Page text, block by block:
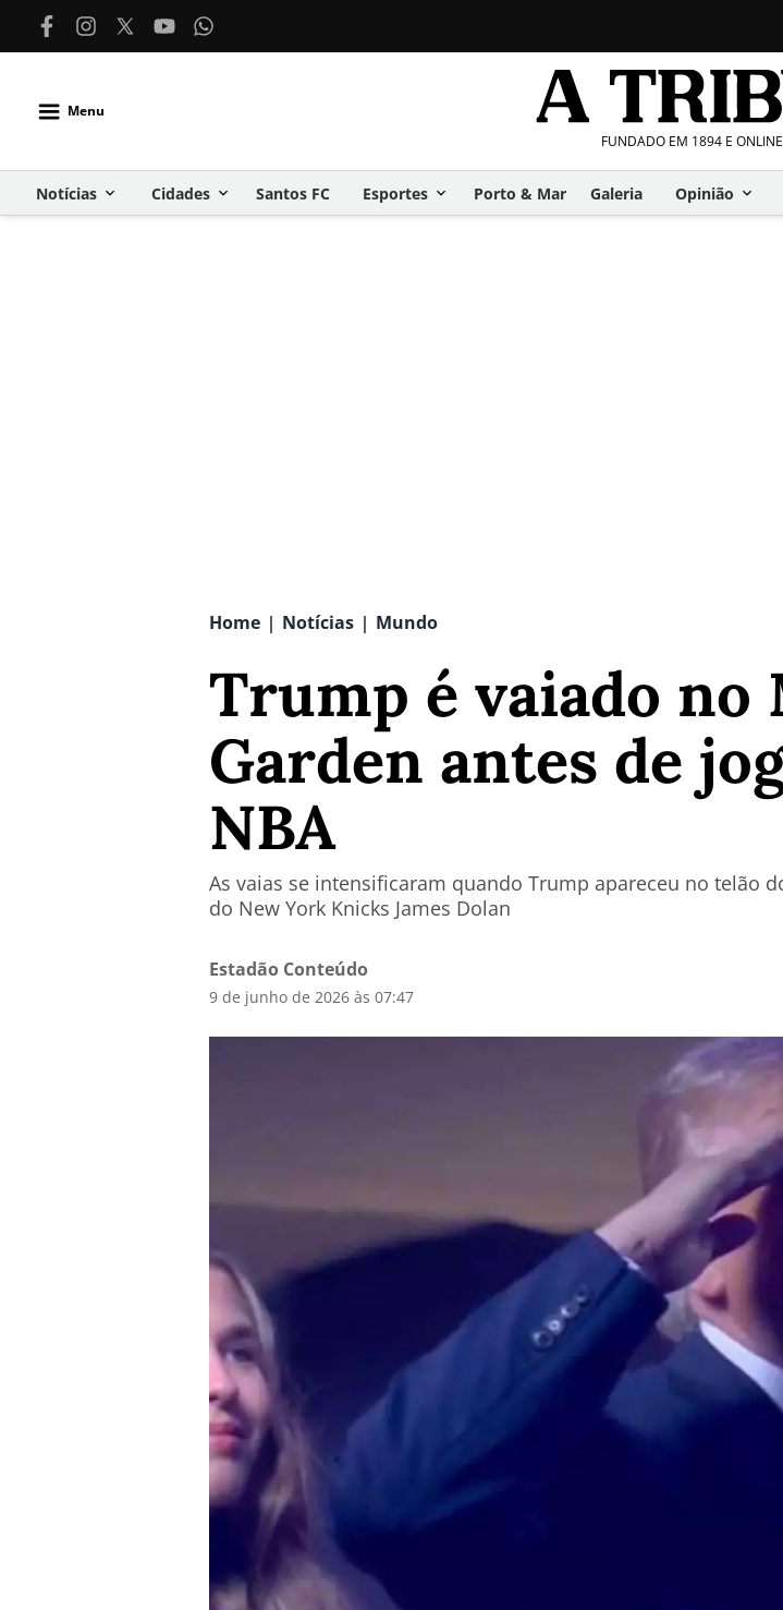
Menu
FUNDADO EM 1894 E
Notícias Cidades Santos FC Esportes Porto & Mar Galeria Opinião
Home | Notícias | Mundo
Trump é vaiado no
Garden antes de
NBA
As vaias se intensificaram quando Trump apareceu no telão
do New York Knicks James Dolan
Estadão Conteúdo
9 de junho de 2026 às 07:47